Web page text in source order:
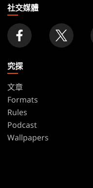
家
社交媒體
究探
文章
Formats
Rules
Podcast
Wallpapers